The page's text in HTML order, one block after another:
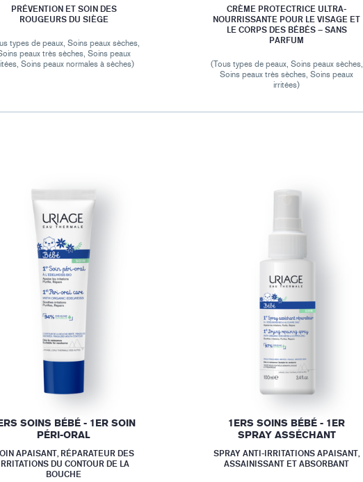
PRÉVENTION ET SOIN DES
ROUGEURS DU SIÈGE
types de peaux, Soins peaux sèches,
peaux très sèches, Soins peaux
Soins peaux normales à sèches)
CRÈME PROTECTRICE ULTRA-
NOURRISSANTE POUR LE VISAGE ET
LE CORPS DES BÉBÉS – SANS
PARFUM
(Tous types de peaux, Soins peaux sèches,
Soins peaux très sèches, Soins peaux
irritées)
SOINS BÉBÉ - 1ER SOIN
PÉRI-ORAL
APAISANT, RÉPARATEUR DES
DU CONTOUR DE LA
BOUCHE
1ERS SOINS BÉBÉ - 1ER
SPRAY ASSÉCHANT
SPRAY ANTI-IRRITATIONS APAISANT,
ASSAINISSANT ET ABSORBANT